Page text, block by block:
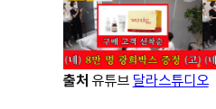
출처 유튜브 달라스튜디오